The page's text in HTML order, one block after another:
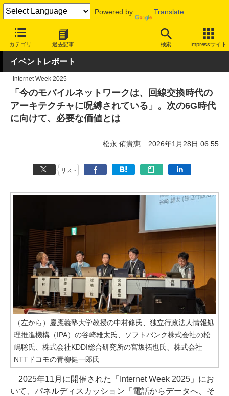
Powered by Translate
カテゴリ 過去記事 検索 Impressサイト
INTERNET Watch イベント 2025
イベントレポート
Internet Week 2025
「今のモバイルネットワークは、回線交換時代の
アーキテクチャに呪縛されている」。次の6G時代
に向けて、必要な価値とは
松永 侑貴惠 2026年1月28日 06:55
リスト
（左から）慶應義塾大学教授の中村修氏、独立行政法人情報処
理推進機構（IPA）の谷崎雄太氏、ソフトバンク株式会社の松
嶋聡氏、株式会社KDDI総合研究所の宮坂拓也氏、株式会社
NTTドコモの青柳健一郎氏
2025年11月に開催された「Internet Week 2025」にお
いて、パネルディスカッション「電話からデータへ、そ